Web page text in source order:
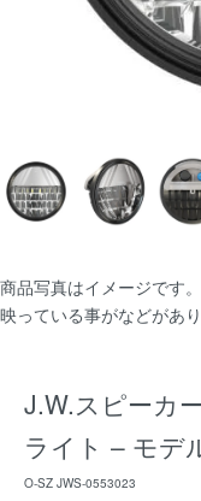
商品写真はイメージです
映っている事がなどがあり
J.W.スピーカ
ライト – モデ
O-SZ JWS-0553023